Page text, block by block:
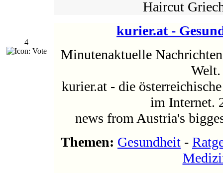
Haircut
4
kurier.at -
Minutenaktuelle
Welt.
kurier.at - die
im Internet.
news from Austria's
Themen: Gesundheit -